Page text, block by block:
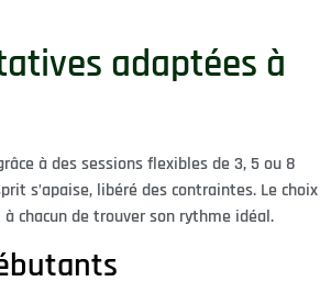
adaptées à
à des sessions flexibles de 3, 5 ou 8
s’apaise, libéré des contraintes. Le choix
chacun de trouver son rythme idéal.